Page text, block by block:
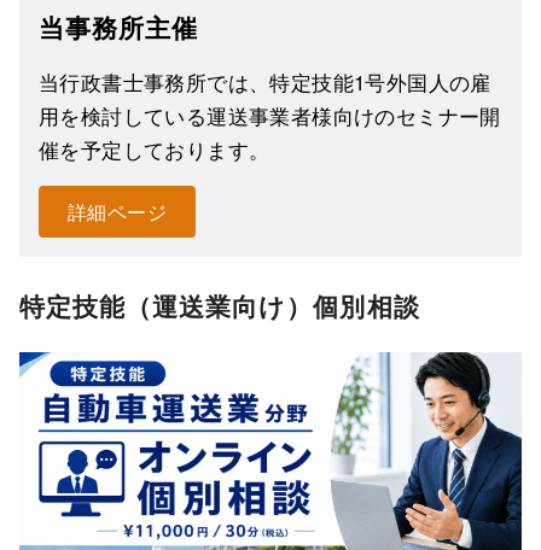
当事務所主催
当行政書士事務所では、特定技能1号外国人の雇
用を検討している運送事業者様向けのセミナー開
催を予定しております。
詳細ページ
特定技能（運送業向け）個別相談